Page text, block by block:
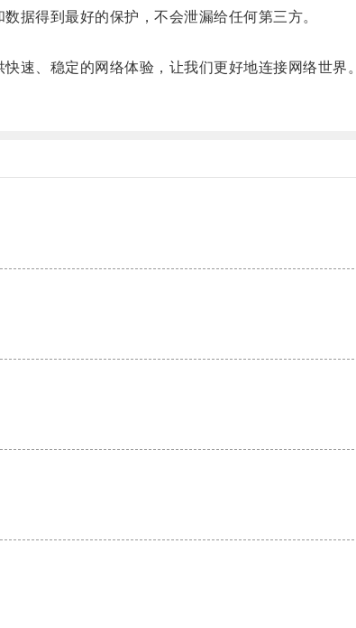
得到最好的保护，不会泄漏给任何第三方。
、稳定的网络体验，让我们更好地连接网络世界。